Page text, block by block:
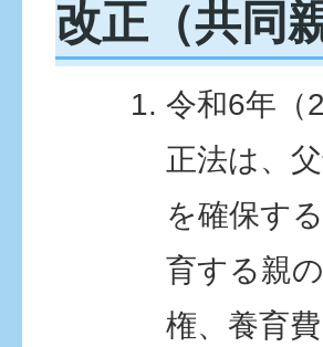
改正（共同
令和6年（
正法は、
を確保す
育する親
権、養育